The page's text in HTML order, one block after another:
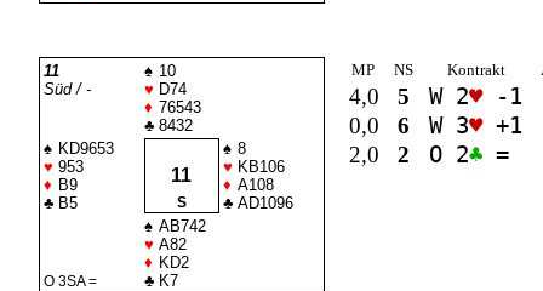
11
Süd / -
♠ 10
♥ D74
♦ 76543
♣ 8432
♠ KD9653
♥ 953
♦ B9
♣ B5
11
S
♠ 8
♥ KB106
♦ A108
♣ AD1096
O 3SA=
♠ AB742
♥ A82
♦ KD2
♣ K7
MP NS Kontrakt
4,0 5 W 2♥-1
0,0
6 W 3♥+1
2,0
2 O 2♣=